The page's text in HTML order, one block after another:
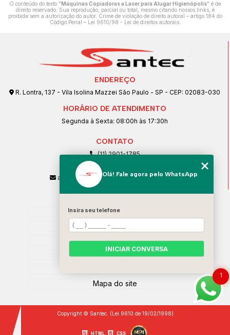
O conteúdo do texto "Máquinas Copiadoras a Laser para Alugar Higienópolis" é de
direito reservado. Sua reprodução, parcial ou total, mesmo citando nossos links, é
proibida sem a autorização do autor. Crime de violação de direito autoral – artigo 184 do
Código Penal – Lei 9610/98 - Lei de direitos autorais.
ENDEREÇO
R. Lontra, 137 - Vila Isolina Mazzei São Paulo - SP - CEP: 02083-030
HORÁRIO DE ATENDIMENTO
Segunda à Sexta: 08:00h às 17:30h
CONTATO
(11) 2901-1785
(11) 99239-1832
atendimento@santeccopiadoras.com.br
Home
Empresa
SERVIÇOS
Contato
Mapa do site
Copyright © Santec. (Lei 9610 de 19/02/1998)
HTML CSS
1
Olá! Fale agora pelo WhatsApp
Insira seu telefone
INICIAR CONVERSA